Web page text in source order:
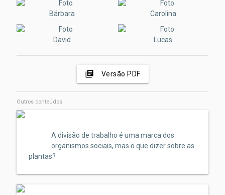
Bárbara Carolina
David Lucas
library_books Versão PDF
Outros conteúdos
A divisão de trabalho é uma marca dos
organismos sociais, mas o que dizer sobre as
plantas?